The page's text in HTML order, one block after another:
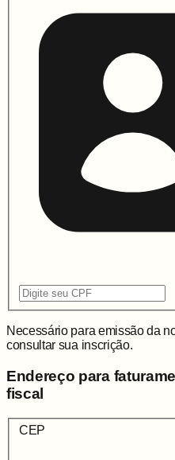
Necessário para emissão da
consultar sua inscrição.
Endereço para
fiscal
CEP